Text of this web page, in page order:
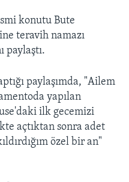
konutu Bute
teravih namazı
paylaştı.
paylaşımda, "Ailem
yapılan
ilk gecemizi
açtıktan sonra adet
özel bir an"